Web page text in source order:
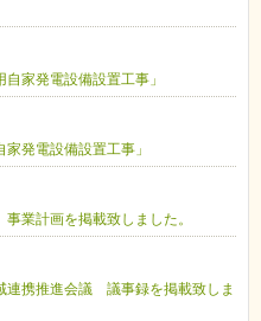
家発電設備設置工事」
発電設備設置工事」
業計画を掲載致しました。
連携推進会議 議事録を掲載致しま